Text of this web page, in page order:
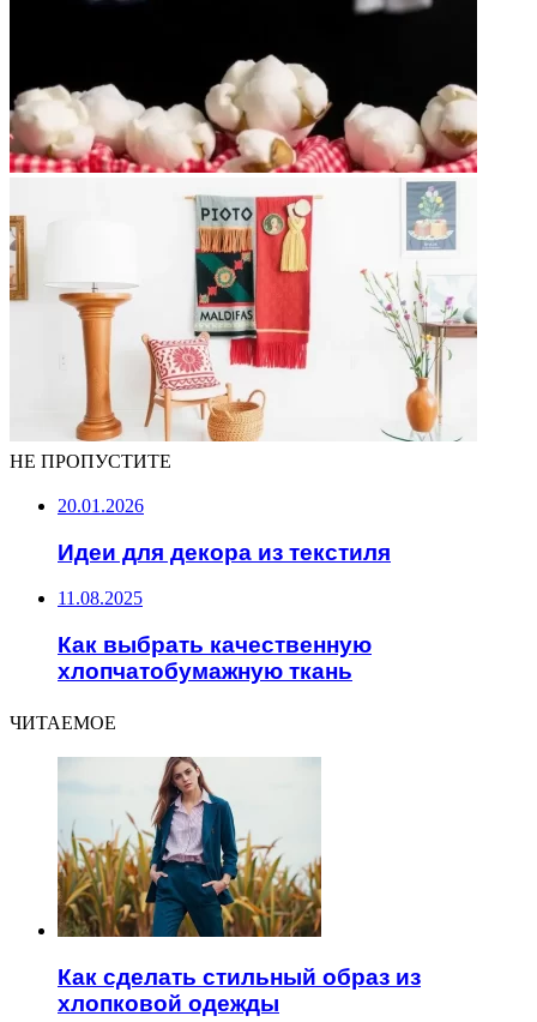
НЕ ПРОПУСТИТЕ
20.01.2026
Идеи для декора из текстиля
11.08.2025
Как выбрать качественную
хлопчатобумажную ткань
ЧИТАЕМОЕ
Как сделать стильный образ из
хлопковой одежды